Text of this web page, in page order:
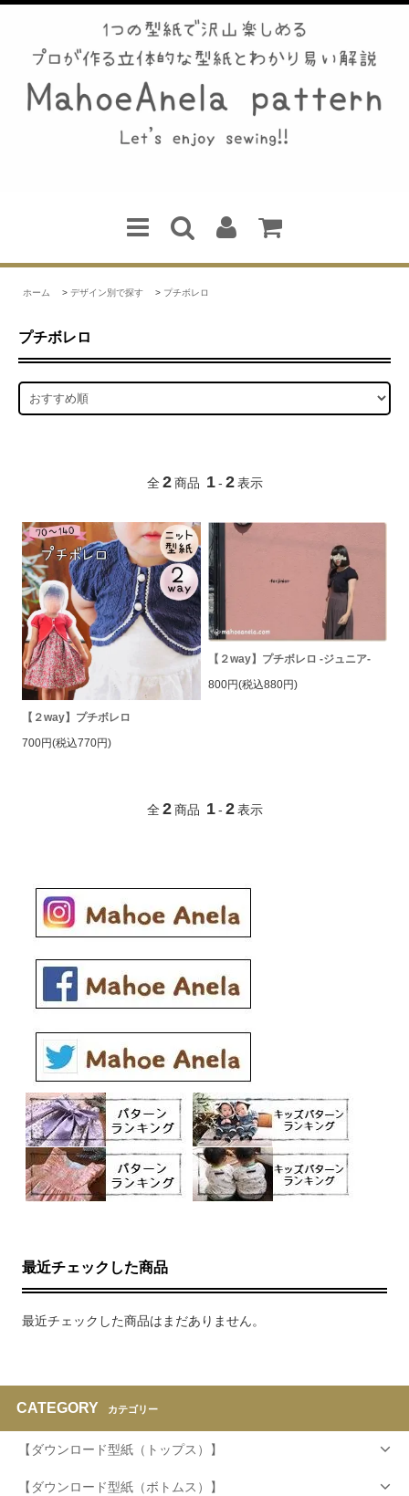
ホーム > デザイン別で探す > プチボレロ
プチボレロ
全 2 商品 1 - 2 表示
【２way】プチボレロ
700円(税込770円)
【２way】プチボレロ -ジュニア-
800円(税込880円)
全 2 商品 1 - 2 表示
最近チェックした商品
最近チェックした商品はまだありません。
CATEGORY カテゴリー
【ダウンロード型紙（トップス）】
【ダウンロード型紙（ボトムス）】